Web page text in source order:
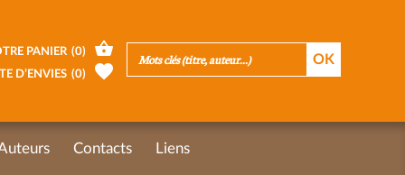
PANIER (0)
D’ENVIES (0)
Contacts Liens